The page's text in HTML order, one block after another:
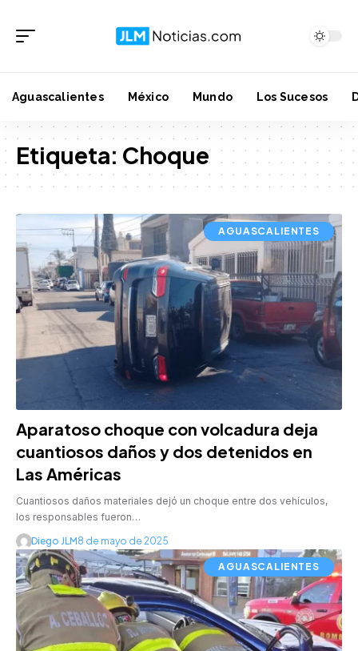
Aguascalientes México Mundo Los Sucesos
Etiqueta: Choque
AGUASCALIENTES
Aparatoso choque con volcadura deja
cuantiosos daños y dos detenidos en
Las Américas
Cuantiosos daños materiales dejó un choque entre dos vehículos,
los responsables fueron…
Diego JLM8 de mayo de 2025
AGUASCALIENTES